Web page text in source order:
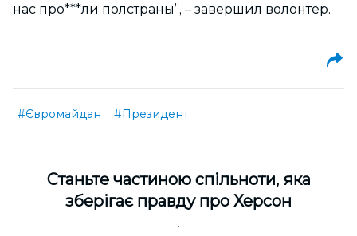
нас про***ли полстраны”, – завершил волонтер.
#Євромайдан #Президент
Cтаньте частиною спільноти, яка
зберігає правду про Херсон